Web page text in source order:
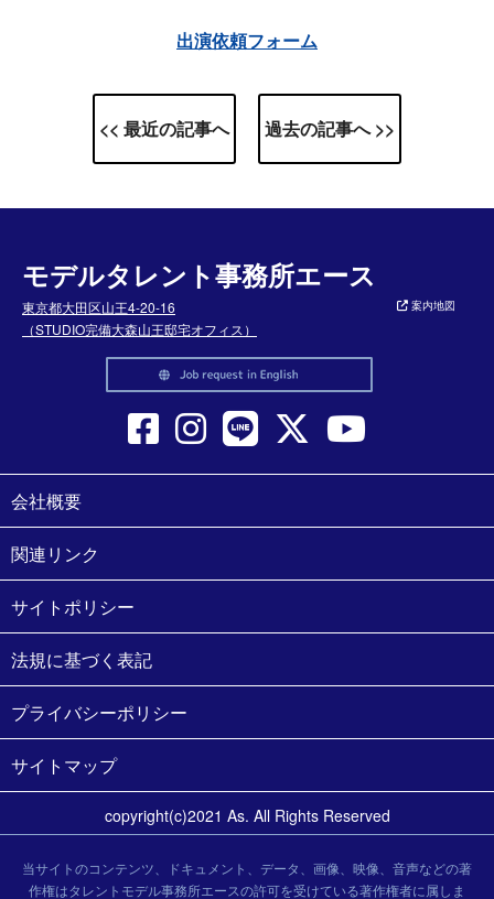
出演依頼フォーム
<< 最近の記事へ 過去の記事へ >>
モデルタレント事務所エース
東京都大田区山王4-20-16
（STUDIO完備大森山王邸宅オフィス）
案内地図
会社概要
関連リンク
サイトポリシー
法規に基づく表記
プライバシーポリシー
サイトマップ
copyright(c)2021 As. All Rights Reserved
当サイトのコンテンツ、ドキュメント、データ、画像、映像、音声などの著
作権はタレントモデル事務所エースの許可を受けている著作権者に属しま